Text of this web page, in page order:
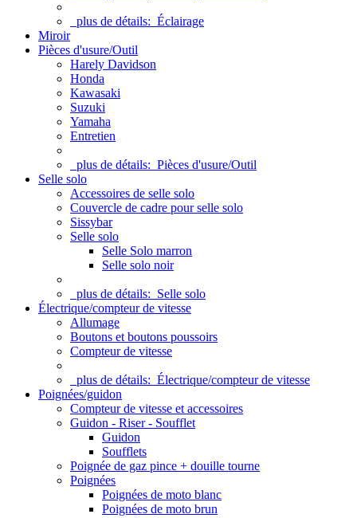
plus de détails: Éclairage
Miroir
Pièces d'usure/Outil
Harely Davidson
Honda
Kawasaki
Suzuki
Yamaha
Entretien
plus de détails: Pièces d'usure/Outil
Selle solo
Accessoires de selle solo
Couvercle de cadre pour selle solo
Sissybar
Selle solo
Selle Solo marron
Selle solo noir
plus de détails: Selle solo
Électrique/compteur de vitesse
Allumage
Boutons et boutons poussoirs
Compteur de vitesse
plus de détails: Électrique/compteur de vitesse
Poignées/guidon
Compteur de vitesse et accessoires
Guidon - Riser - Soufflet
Guidon
Soufflets
Poignée de gaz pince + douille tourne
Poignées
Poignées de moto blanc
Poignées de moto brun